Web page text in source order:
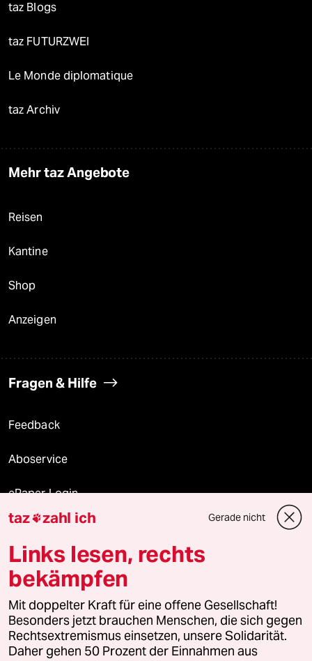
taz Blogs
taz FUTURZWEI
Le Monde diplomatique
taz Archiv
Mehr taz Angebote
Reisen
Kantine
Shop
Anzeigen
Fragen & Hilfe
Feedback
Aboservice
ePaper Login
Downloads für Abonnierende
© 2026 taz Verlags und Vertriebs GmbH
Alle Rechte vorbehalten. Bei rechtlichen Fragen oder für Genehmigungen
wenden Sie sich bitte an
lizenzen@taz.de
Feedback Redaktionsstatut Kommune-Richtlinien
taz zahl ich Gerade nicht
Links lesen, rechts
bekämpfen
Mit doppelter Kraft für eine offene Gesellschaft!
Besonders jetzt brauchen Menschen, die sich gegen
Rechtsextremismus einsetzen, unsere Solidarität.
Daher gehen 50 Prozent der Einnahmen aus